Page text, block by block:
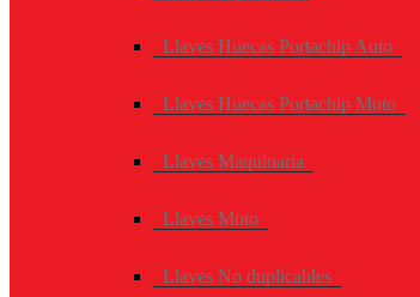
Llaves Huecas Portachip Auto
Llaves Huecas Portachip Moto
Llaves Maquinaria
Llaves Moto
Llaves No duplicables